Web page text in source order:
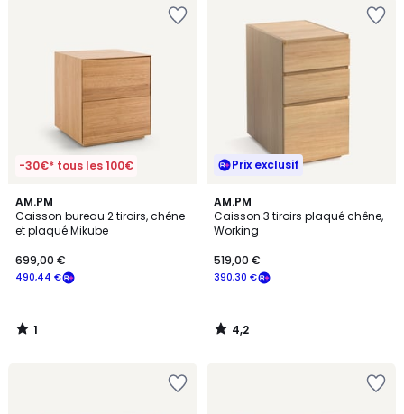
-30€* tous les 100€
AM.PM
Caisson bureau 2 tiroirs, chêne
et plaqué Mikube
490,44 €
699,00 €
1
/
5
1
/
Prix exclusif
AM.PM
Caisson 3 tiroirs plaqué chêne,
Working
390,30 €
519,00 €
4,2
/ 5
4,2
/